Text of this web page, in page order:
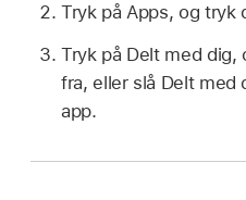
Tryk på Apps, og tryk
Tryk på Delt med dig,
fra, eller slå Delt med
app.